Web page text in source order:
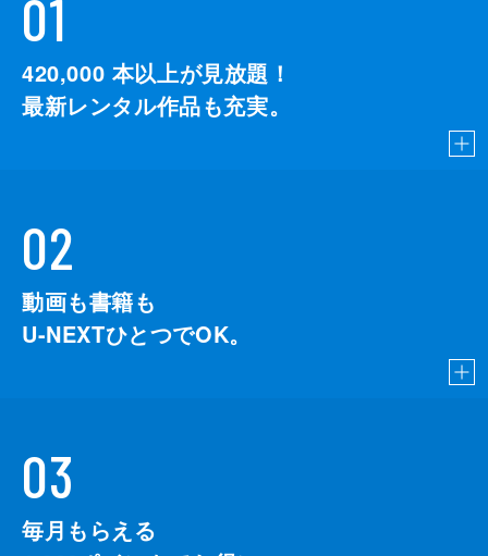
01
420,000 本以上が見放題！
最新レンタル作品も充実。
02
動画も書籍も
U-NEXTひとつでOK。
03
毎月もらえる